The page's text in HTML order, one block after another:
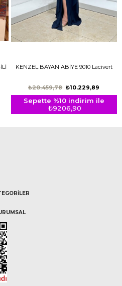
KENZEL BAYAN ABİYE 9010 Lacivert
₺10.229,89
₺20.459,78
Sepette %10 indirim ile
₺9206,90